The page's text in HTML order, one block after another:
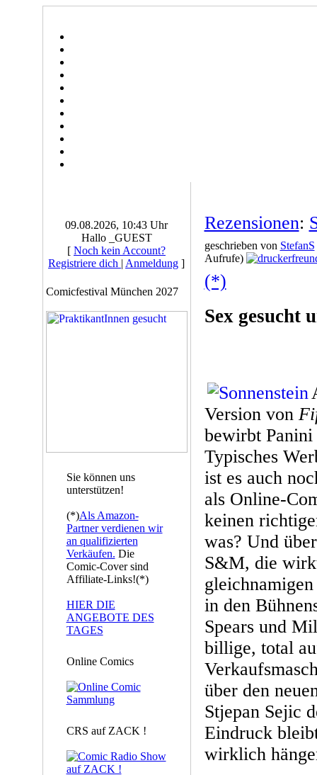
09.08.2026, 10:43 Uhr
Hallo _GUEST
[ Noch kein Account?
Registriere dich | Anmeldung ]
Comicfestival München 2027
Sie können uns
unterstützen!
(*)Als Amazon-
Partner verdienen wir
an qualifizierten
Verkäufen. Die
Comic-Cover sind
Affiliate-Links!(*)
HIER DIE
ANGEBOTE DES
TAGES
Online Comics
CRS auf ZACK !
Rezensionen:
geschrieben von StefanS
Aufrufe)
(*)
Sex gesucht
Version von
bewirbt Panini
Typisches
ist es auch
als Online-
keinen
was? Und
S&M, die
in den
Spears und
billige, total
über den
Stjepan Sejic
Eindruck
wirklich